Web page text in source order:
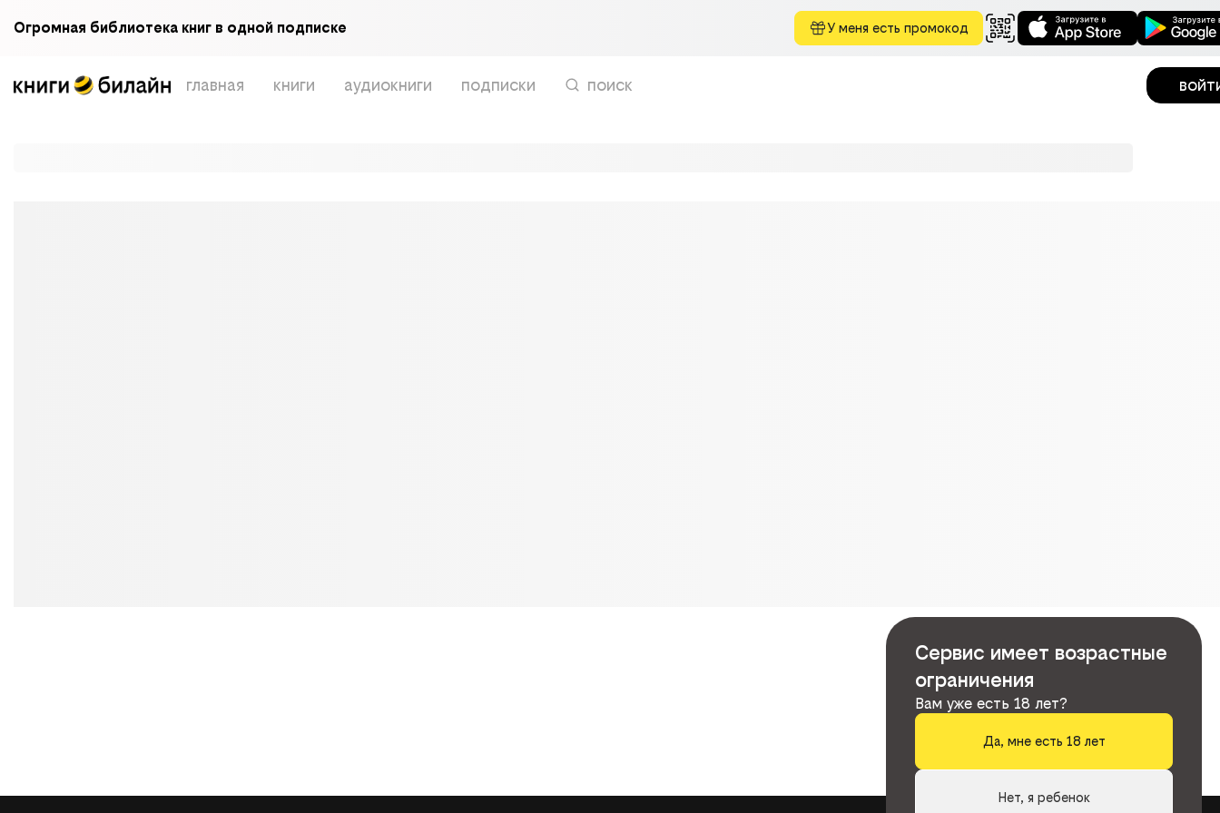
Огромная библиотека книг в одной подписке У меня есть промокод
главная книги аудиокниги подписки поиск
Сервис имеет возрастные
ограничения
Вам уже есть 18 лет?
Да, мне есть 18 лет
Нет, я ребенок